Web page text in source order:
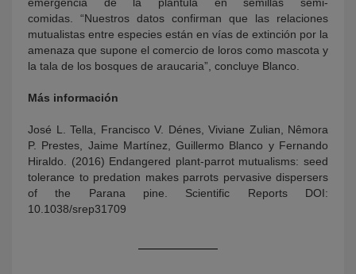
comidas. “Nuestros datos confirman que las relaciones
mutualistas entre especies están en vías de extinción por la
amenaza que supone el comercio de loros como mascota y
la tala de los bosques de araucaria”, concluye Blanco.
Más información
José L. Tella, Francisco V. Dénes, Viviane Zulian, Nêmora
P. Prestes, Jaime Martínez, Guillermo Blanco y Fernando
Hiraldo. (2016) Endangered plant-parrot mutualisms: seed
tolerance to predation makes parrots pervasive dispersers
of the Parana pine. Scientific Reports DOI:
10.1038/srep31709